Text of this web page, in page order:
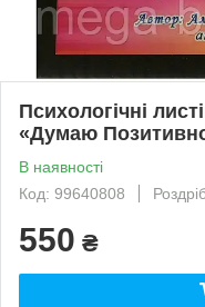
Психологічні
«Думаю
В наявності
Код: 99640808
550 ₴